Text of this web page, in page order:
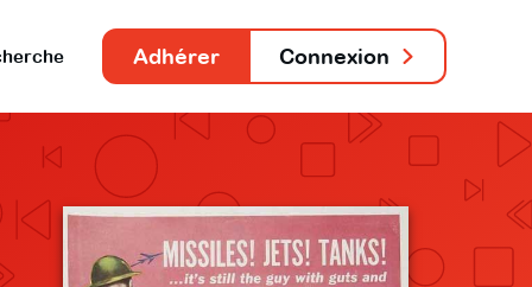
Adhérer Connexion